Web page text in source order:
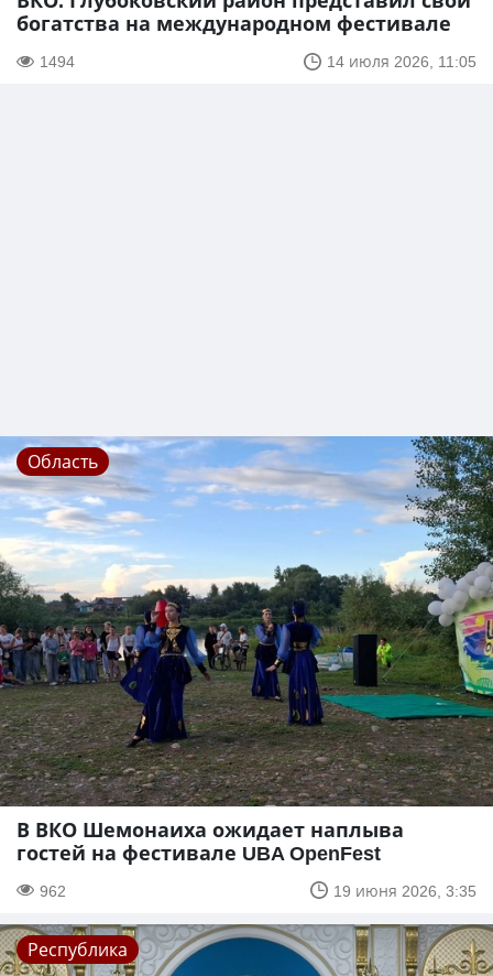
богатства на международном фестивале
1494 14 июля 2026, 11:05
Область
В ВКО Шемонаиха ожидает наплыва
гостей на фестивале UBA OpenFest
962 19 июня 2026, 3:35
Республика